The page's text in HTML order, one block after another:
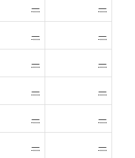
— —
— —
— —
— —
— —
— —